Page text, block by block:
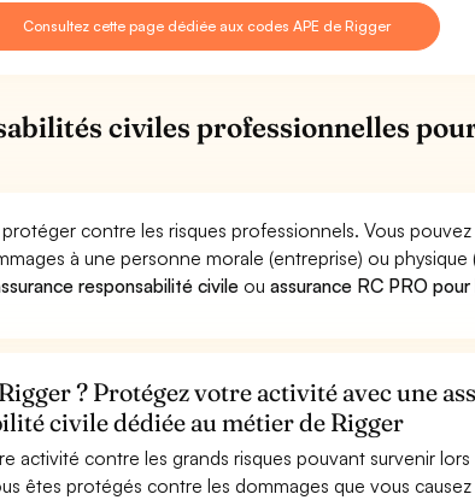
Consultez cette page dédiée aux codes APE de Rigger
civiles professionnelles
contre les risques professionnels. Vous
à une personne morale (entreprise) ou physique
responsabilité civile ouassurance RC PRO
? Protégez votre activité avec une
civile dédiée au métier de Rigger
activité contre les grands risques pouvant survenir
êtes protégés contre les dommages que vous